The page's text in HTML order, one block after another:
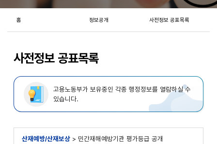
사전정보 공표목록
홈 정보공개 사전정보 공표목록
고용노동부가 보유중인 각종 행정정보를 열람하실 수
있습니다.
산재예방/산재보상> 민간재해예방기관 평가등급 공개